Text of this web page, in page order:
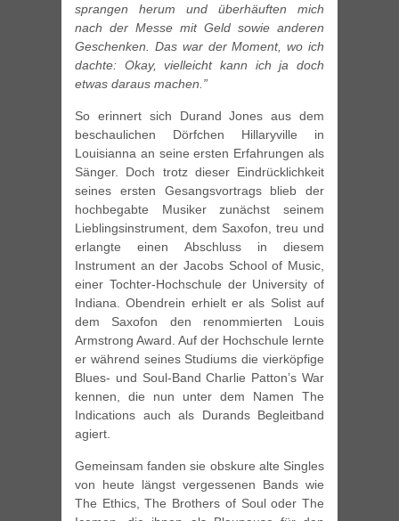
sprangen herum und überhäuften mich
nach der Messe mit Geld sowie anderen
Geschenken. Das war der Moment, wo ich
dachte: Okay, vielleicht kann ich ja doch
etwas daraus machen.”
So erinnert sich Durand Jones aus dem
beschaulichen Dörfchen Hillaryville in
Louisianna an seine ersten Erfahrungen als
Sänger. Doch trotz dieser Eindrücklichkeit
seines ersten Gesangsvortrags blieb der
hochbegabte Musiker zunächst seinem
Lieblingsinstrument, dem Saxofon, treu und
erlangte einen Abschluss in diesem
Instrument an der Jacobs School of Music,
einer Tochter-Hochschule der University of
Indiana. Obendrein erhielt er als Solist auf
dem Saxofon den renommierten Louis
Armstrong Award. Auf der Hochschule lernte
er während seines Studiums die vierköpfige
Blues- und Soul-Band Charlie Patton’s War
kennen, die nun unter dem Namen The
Indications auch als Durands Begleitband
agiert.
Gemeinsam fanden sie obskure alte Singles
von heute längst vergessenen Bands wie
The Ethics, The Brothers of Soul oder The